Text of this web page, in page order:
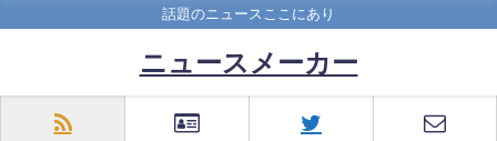
話題のニュースここにあり
ニュースメーカー